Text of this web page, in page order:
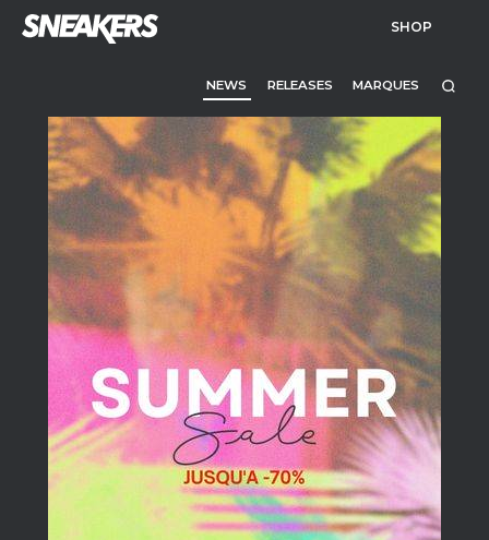
SHOP
NEWS RELEASES MARQUES